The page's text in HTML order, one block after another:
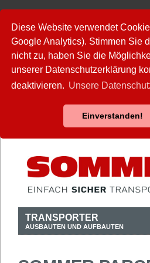
Diese Website verwendet
Google Analytics). Stimmen Sie
nicht zu, haben Sie die
unserer Datenschutzerklärung
deaktivieren. Unsere
Einverstanden!
TRANSPORTER
AUSBAUTEN UND AUFBAUTEN